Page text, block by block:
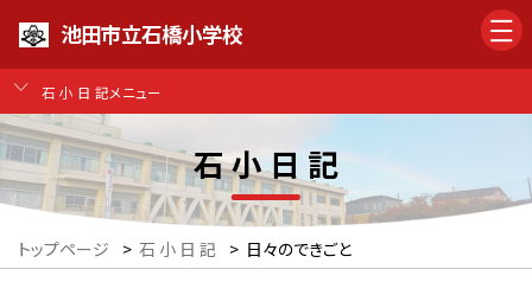
池田市立石橋小学校
石 小 日 記メニュー
石 小 日 記
トップページ > 石 小 日 記 > 日々のできごと